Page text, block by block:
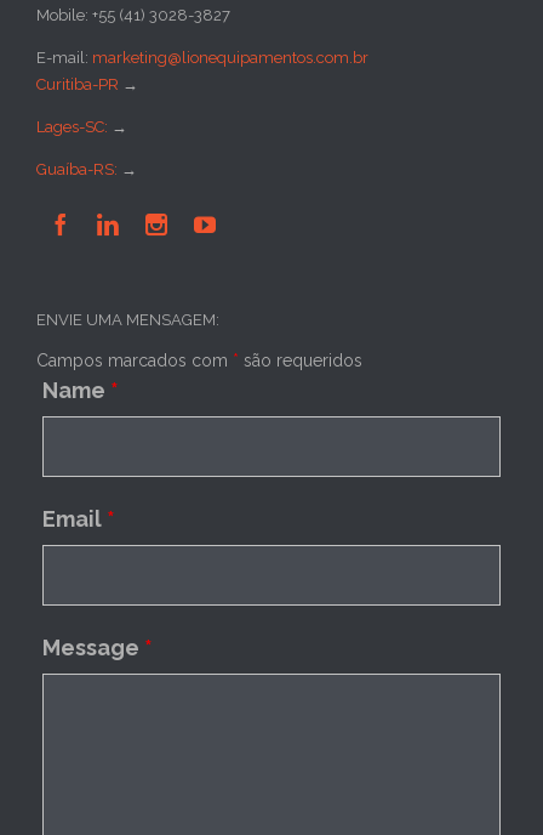
Mobile: +55 (41) 3028-3827
E-mail: marketing@lionequipamentos.com.br
Curitiba-PR →
Lages-SC: →
Guaíba-RS: →
   
ENVIE UMA MENSAGEM:
Campos marcados com * são requeridos
Name *
Email *
Message *